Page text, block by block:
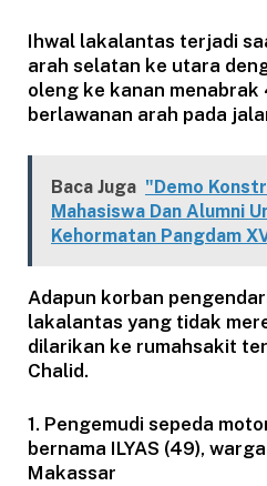
Ihwal lakalantas terjadi
arah selatan ke utara
oleng ke kanan
berlawanan arah pada
Baca Juga "Demo
Mahasiswa Dan Alumni
Kehormatan Pangdam
Adapun korban
lakalantas yang tidak
dilarikan ke rumahsakit
Chalid.
1. Pengemudi sepeda
bernama ILYAS (49),
Makassar